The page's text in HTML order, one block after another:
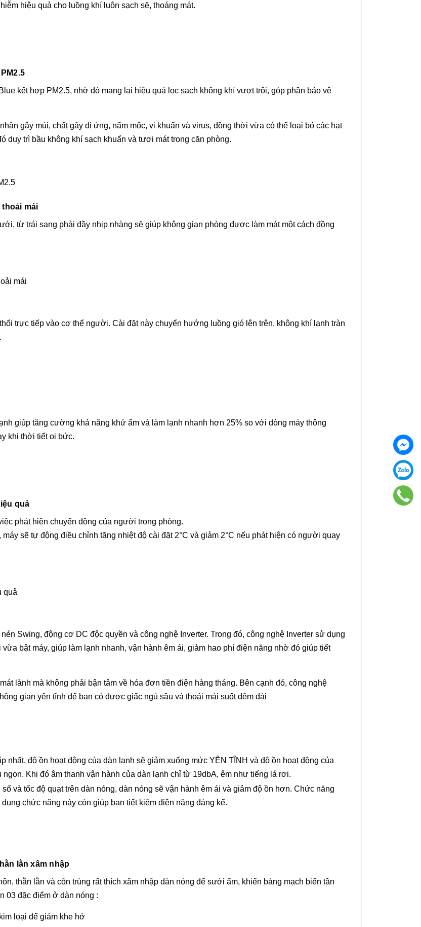
hiệu quả cho luồng khí luôn sạch sẽ, thoáng mát.
kết hợp PM2.5, nhờ đó mang lại hiệu quả lọc sạch không khí vượt trội, góp phần bảo vệ
gây mùi, chất gây dị ứng, nấm mốc, vi khuẩn và virus, đồng thời vừa có thể loại bỏ các hạt
duy trì bầu không khí sạch khuẩn và tươi mát trong căn phòng.
mái
từ trái sang phải đầy nhịp nhàng sẽ giúp không gian phòng được làm mát một cách đồng
trực tiếp vào cơ thể người. Cài đặt này chuyển hướng luồng gió lên trên, không khí lạnh tràn
giúp tăng cường khả năng khử ẩm và làm lạnh nhanh hơn 25% so với dòng máy thông
khi thời tiết oi bức.
quả
phát hiện chuyển động của người trong phòng.
sẽ tự động điều chỉnh tăng nhiệt độ cài đặt 2°C và giảm 2°C nếu phát hiện có người quay
Swing, động cơ DC độc quyền và công nghệ Inverter. Trong đó, công nghệ Inverter sử dụng
bật máy, giúp làm lạnh nhanh, vận hành êm ái, giảm hao phí điện năng nhờ đó giúp tiết
lành mà không phải bận tâm về hóa đơn tiền điện hàng tháng. Bên cạnh đó, công nghệ
gian yên tĩnh để bạn có được giấc ngủ sâu và thoải mái suốt đêm dài
nhất, độ ồn hoạt động của dàn lạnh sẽ giảm xuống mức YÊN TĨNH và độ ồn hoạt động của
Khi đó âm thanh vận hành của dàn lạnh chỉ từ 19dbA, êm như tiếng lá rơi.
số và tốc độ quạt trên dàn nóng, dàn nóng sẽ vận hành êm ái và giảm độ ồn hơn. Chức năng
chức năng này còn giúp bạn tiết kiêm điện năng đáng kể.
lằn xâm nhập
thằn lằn và côn trùng rất thích xâm nhập dàn nóng để sưởi ấm, khiến bảng mạch biến tần
03 đặc điểm ở dàn nóng :
loại để giảm khe hở